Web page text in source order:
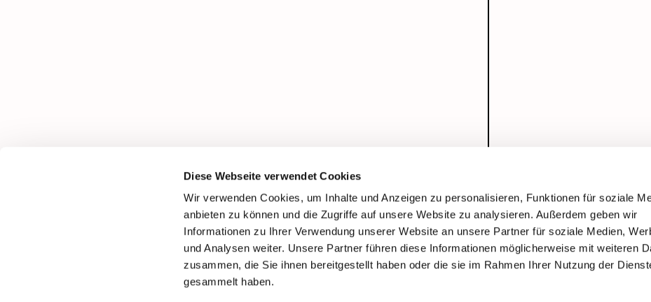
Diese Webseite verwendet Cookies
Wir verwenden Cookies, um Inhalte und Anzeigen zu personalisieren, Funktionen für soziale
anbieten zu können und die Zugriffe auf unsere Website zu analysieren. Außerdem geben wir
Informationen zu Ihrer Verwendung unserer Website an unsere Partner für soziale Medien,
und Analysen weiter. Unsere Partner führen diese Informationen möglicherweise mit weiteren
zusammen, die Sie ihnen bereitgestellt haben oder die sie im Rahmen Ihrer Nutzung der
gesammelt haben.